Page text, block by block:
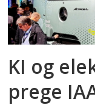
KI og
prege